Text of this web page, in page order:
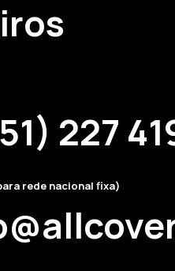
227
rede nacional fixa)